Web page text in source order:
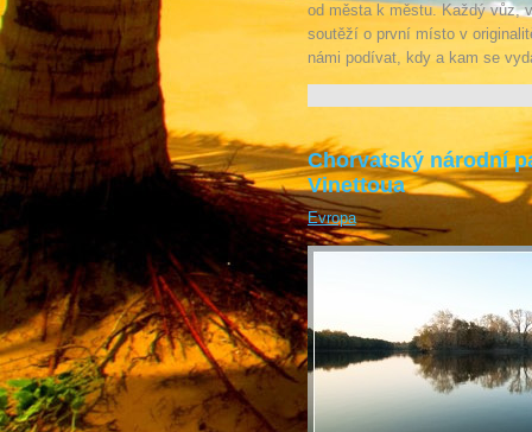
od města k městu. Každý vůz,
soutěží o první místo v
námi podívat, kdy a kam se
Chorvatský národní
Vinettoua
Evropa